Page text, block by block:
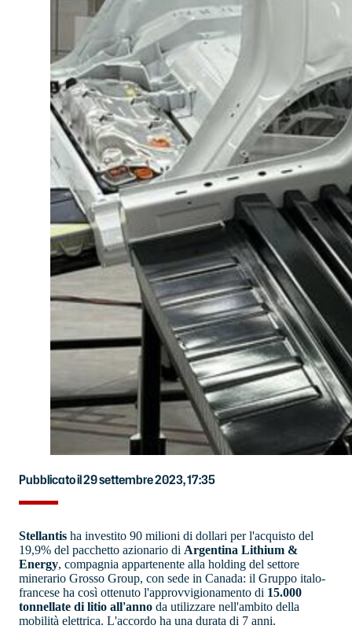
Pubblicato il 29 settembre 2023, 17:35
Stellantis ha investito 90 milioni di dollari per l'acquisto del
19,9% del pacchetto azionario di Argentina Lithium &
Energy, compagnia appartenente alla holding del settore
minerario Grosso Group, con sede in Canada: il Gruppo italo-
francese ha così ottenuto l'approvvigionamento di 15.000
tonnellate di litio all'anno da utilizzare nell'ambito della
mobilità elettrica. L'accordo ha una durata di 7 anni.